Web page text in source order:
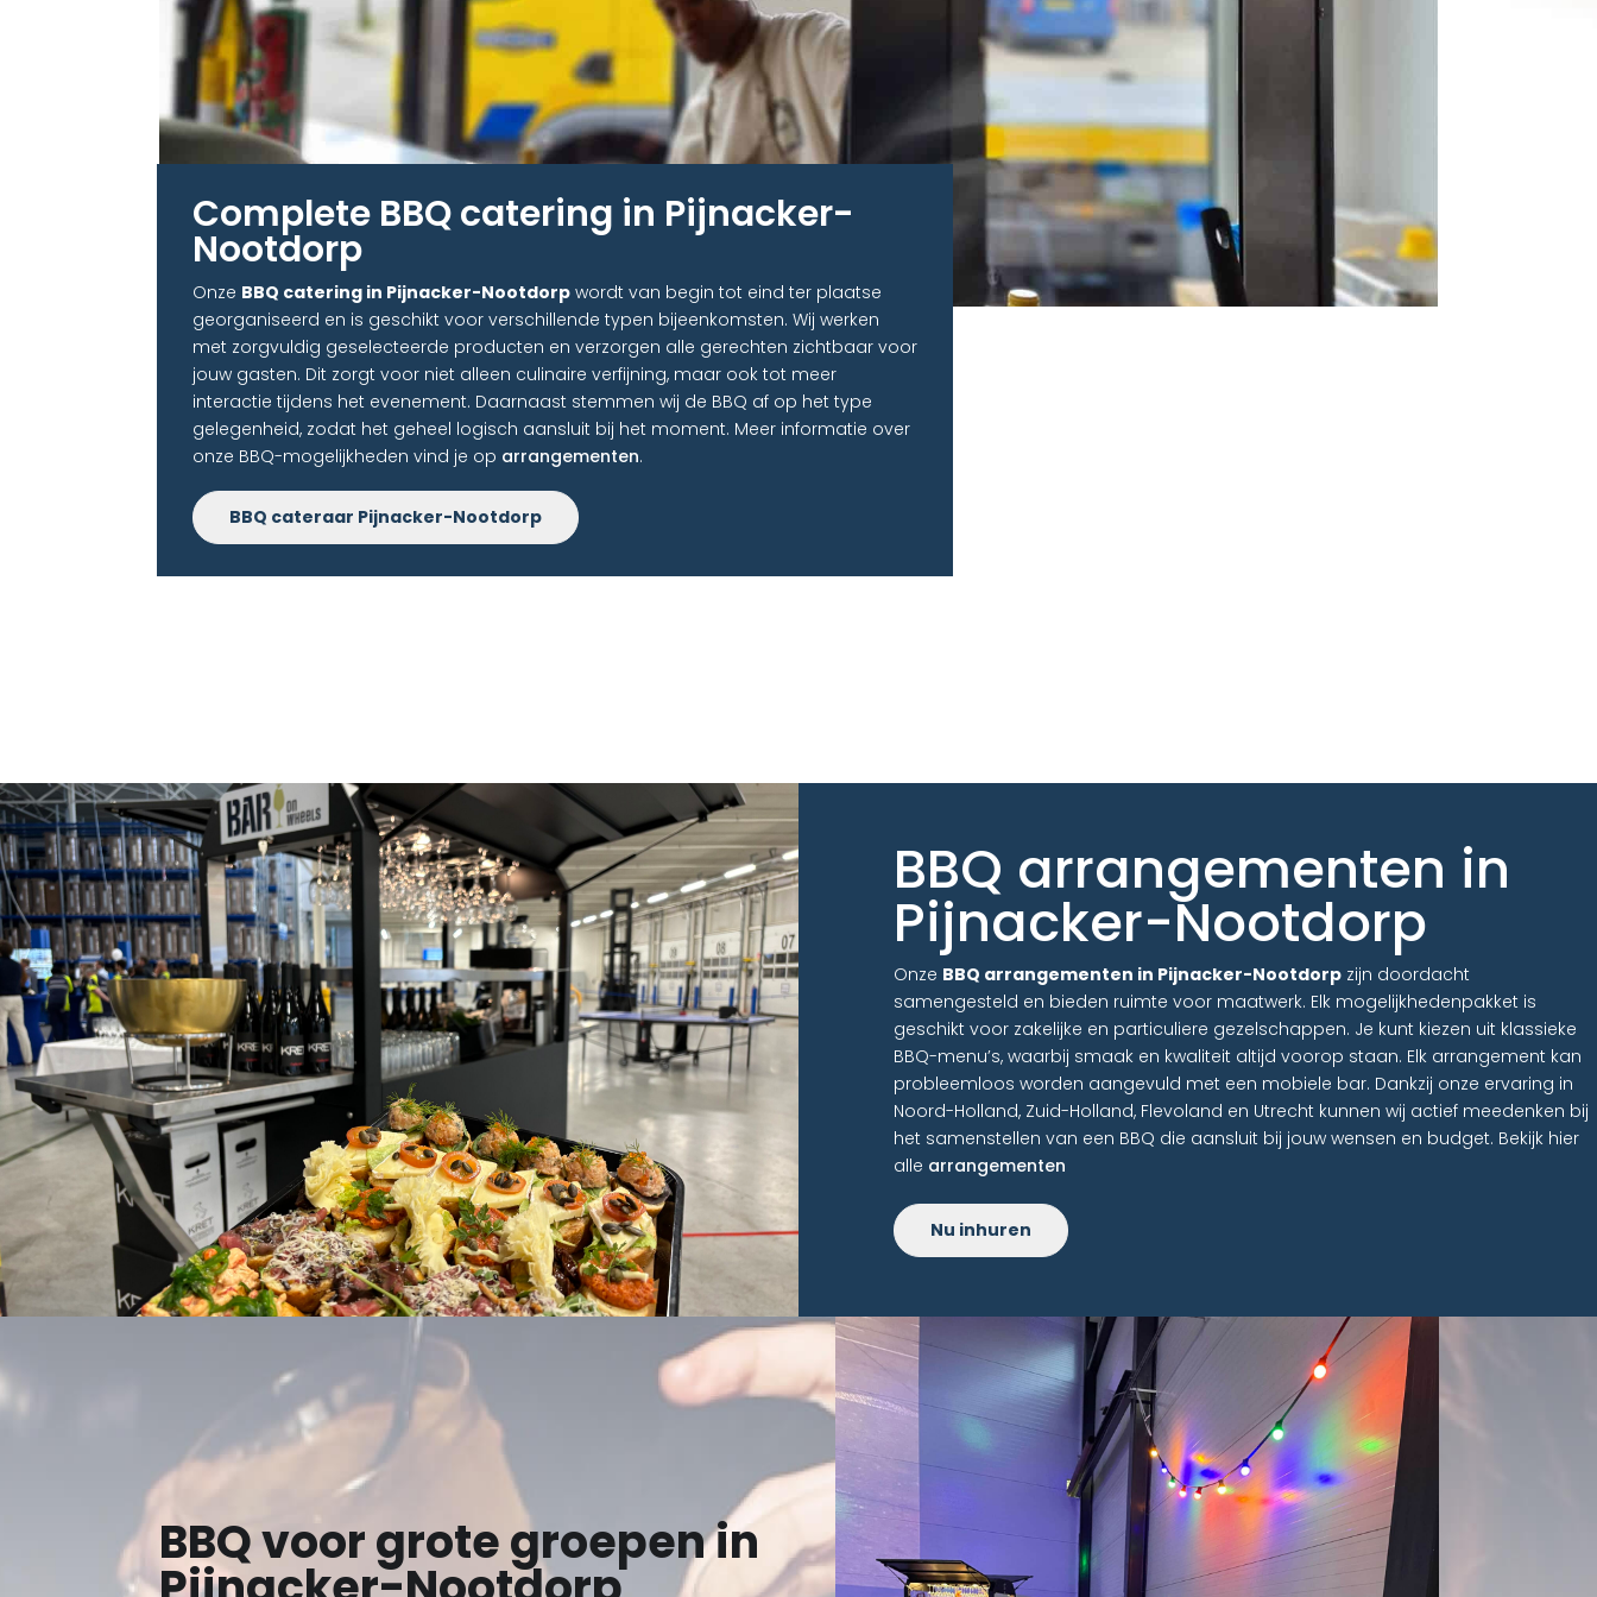
Complete BBQ catering in Pijnacker-
Nootdorp
Onze BBQ catering in Pijnacker-Nootdorp wordt van begin tot eind ter plaatse
georganiseerd en is geschikt voor verschillende typen bijeenkomsten. Wij werken
met zorgvuldig geselecteerde producten en verzorgen alle gerechten zichtbaar voor
jouw gasten. Dit zorgt voor niet alleen culinaire verfijning, maar ook tot meer
interactie tijdens het evenement. Daarnaast stemmen wij de BBQ af op het type
gelegenheid, zodat het geheel logisch aansluit bij het moment. Meer informatie over
onze BBQ-mogelijkheden vind je op arrangementen.
BBQ cateraar Pijnacker-Nootdorp
BBQ arrangementen in
Pijnacker-Nootdorp
Onze BBQ arrangementen in Pijnacker-Nootdorp zijn doordacht
samengesteld en bieden ruimte voor maatwerk. Elk mogelijkhedenpakket is
geschikt voor zakelijke en particuliere gezelschappen. Je kunt kiezen uit klassieke
BBQ-menu’s, waarbij smaak en kwaliteit altijd voorop staan. Elk arrangement kan
probleemloos worden aangevuld met een mobiele bar. Dankzij onze ervaring in
Noord-Holland, Zuid-Holland, Flevoland en Utrecht kunnen wij actief meedenken bij
het samenstellen van een BBQ die aansluit bij jouw wensen en budget. Bekijk hier
alle arrangementen
Nu inhuren
BBQ voor grote groepen in